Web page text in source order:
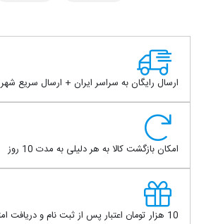
ارسال رایگان به سراسر ایران + ارسال سریع
امکان بازگشت کالا به هر دلیلی به مدت 10 روز
10 هزار تومان اعتبار پس از ثبت نام و دریافت امتیاز برای خریدهای بعدی